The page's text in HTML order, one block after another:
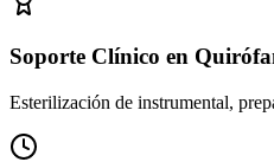
Soporte Clínico en
Esterilización de instrumental,